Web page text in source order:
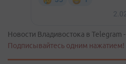
Новости Владивостока в Telegram
Подписывайтесь одним нажатием!